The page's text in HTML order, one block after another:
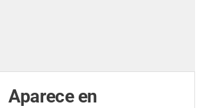
Aparece en